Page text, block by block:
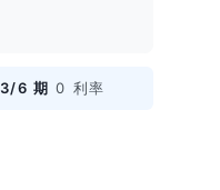
3/6 期 0 利率